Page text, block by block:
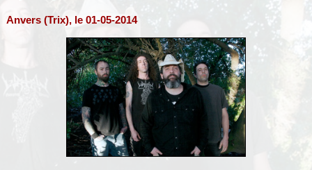
Anvers (Trix), le 01-05-2014